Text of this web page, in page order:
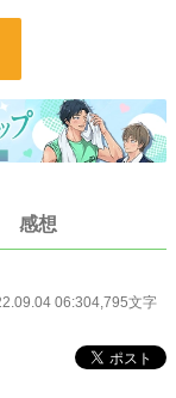
感想
06:304,795文字